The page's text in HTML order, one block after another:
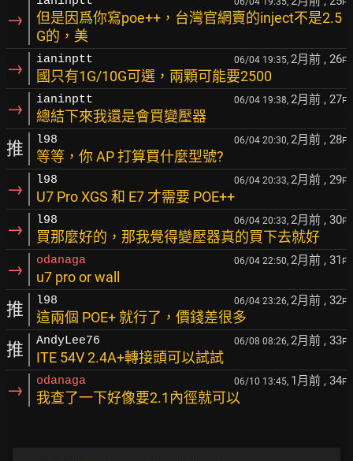
→
但是因爲你寫poe++，台灣官網賣的inject不是2.5
G的，美
→ ianinptt 06/04 19:35, 2月前 , 26F
國只有1G/10G可選，兩顆可能要2500
→ ianinptt 06/04 19:38, 2月前 , 27F
總結下來我還是會買變壓器
推 l98 06/04 20:30, 2月前 , 28F
等等，你 AP 打算買什麼型號?
→ l98 06/04 20:33, 2月前 , 29F
U7 Pro XGS 和 E7 才需要 POE++
→ l98 06/04 20:33, 2月前 , 30F
買那麼好的，那我覺得變壓器真的買下去就好
→ odanaga 06/04 22:50, 2月前 , 31 F
u7 pro or wall
推 l98 06/04 23:26, 2月前 , 32F
這兩個 POE+ 就行了，價錢差很多
推 AndyLee76 06/08 08:26, 2月前 , 33F
ITE 54V 2.4A+轉接頭可以試試
→ odanaga 06/10 13:45, 1月前 , 34F
我查了一下好像要2.1內徑就可以